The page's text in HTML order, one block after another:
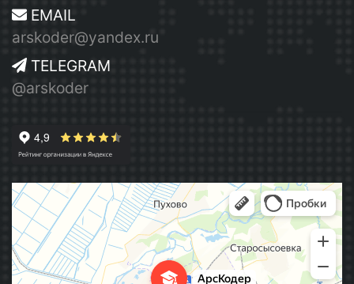
EMAIL
arskoder@yandex.ru
TELEGRAM
@arskoder